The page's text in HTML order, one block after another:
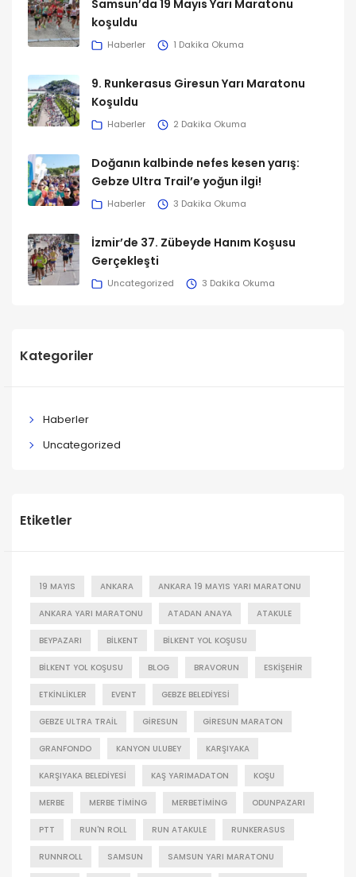
Samsun’da 19 Mayıs Yarı Maratonu
koşuldu
Haberler 1 Dakika Okuma
9. Runkerasus Giresun Yarı Maratonu
Koşuldu
Haberler 2 Dakika Okuma
Doğanın kalbinde nefes kesen yarış:
Gebze Ultra Trail’e yoğun ilgi!
Haberler 3 Dakika Okuma
İzmir’de 37. Zübeyde Hanım Koşusu
Gerçekleşti
Uncategorized 3 Dakika Okuma
Kategoriler
Haberler
Uncategorized
Etiketler
19 MAYIS ANKARA ANKARA 19 MAYIS YARI MARATONU
ANKARA YARI MARATONU ATADAN ANAYA ATAKULE
BEYPAZARI BILKENT BILKENT YOL KOŞUSU
BILKENT YOL KOŞUSU BLOG BRAVORUN ESKIŞEHIR
ETKINLIKLER EVENT GEBZE BELEDIYESI
GEBZE ULTRA TRAIL GIRESUN GIRESUN MARATON
GRANFONDO KANYON ULUBEY KARŞIYAKA
KARŞIYAKA BELEDIYESI KAŞ YARIMADATON KOŞU
MERBE MERBE TIMING MERBETIMING ODUNPAZARI
PTT RUN'N ROLL RUN ATAKULE RUNKERASUS
RUNNROLL SAMSUN SAMSUN YARI MARATONU